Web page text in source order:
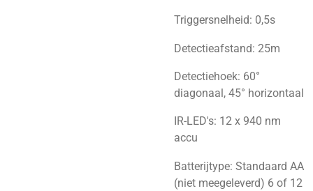
Triggersnelheid: 0,5s
Detectieafstand: 25m
Detectiehoek: 60°
diagonaal, 45° horizontaal
IR-LED's: 12 x 940 nm
accu
Batterijtype: Standaard AA
(niet meegeleverd) 6 of 12